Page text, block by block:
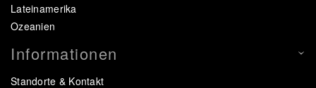
Lateinamerika
Ozeanien
Informationen
Standorte & Kontakt